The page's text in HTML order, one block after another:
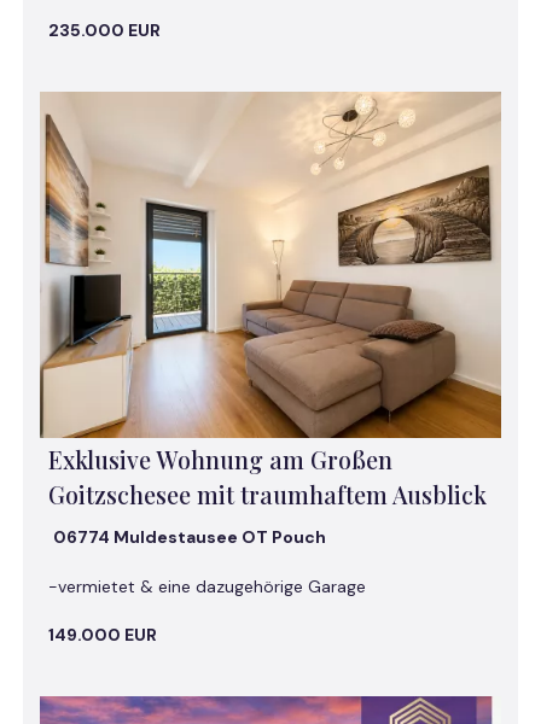
235.000 EUR
Exklusive Wohnung am Großen
Goitzschesee mit traumhaftem Ausblick
06774 Muldestausee OT Pouch
-vermietet & eine dazugehörige Garage
149.000 EUR